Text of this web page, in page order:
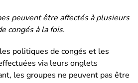
peuvent être affectés à plusieurs
congés à la fois.
politiques de congés et les
via leurs onglets
les groupes ne peuvent pas être